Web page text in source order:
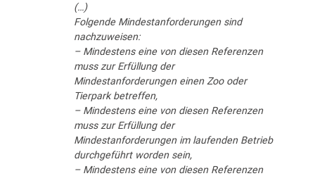
(…)
Folgende Mindestanforderungen sind
nachzuweisen:
– Mindestens eine von diesen Referenzen
muss zur Erfüllung der
Mindestanforderungen einen Zoo oder
Tierpark betreffen,
– Mindestens eine von diesen Referenzen
muss zur Erfüllung der
Mindestanforderungen im laufenden Betrieb
durchgeführt worden sein,
– Mindestens eine von diesen Referenzen